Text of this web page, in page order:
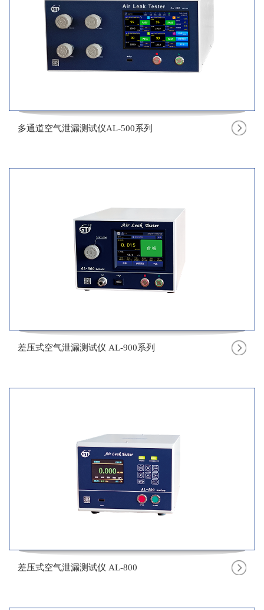
多通道空气泄漏测试仪AL-500系列
差压式空气泄漏测试仪 AL-900系列
差压式空气泄漏测试仪 AL-800